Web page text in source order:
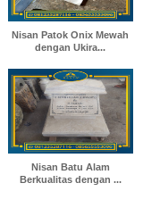
Nisan Patok Onix Mewah
dengan Ukira...
Nisan Batu Alam
Berkualitas dengan ...